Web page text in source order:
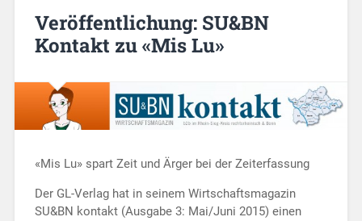
Veröffentlichung: SU&BN
Kontakt zu «Mis Lu»
«Mis Lu» spart Zeit und Ärger bei der Zeiterfassung
Der GL-Verlag hat in seinem Wirtschaftsmagazin
SU&BN kontakt (Ausgabe 3: Mai/Juni 2015) einen